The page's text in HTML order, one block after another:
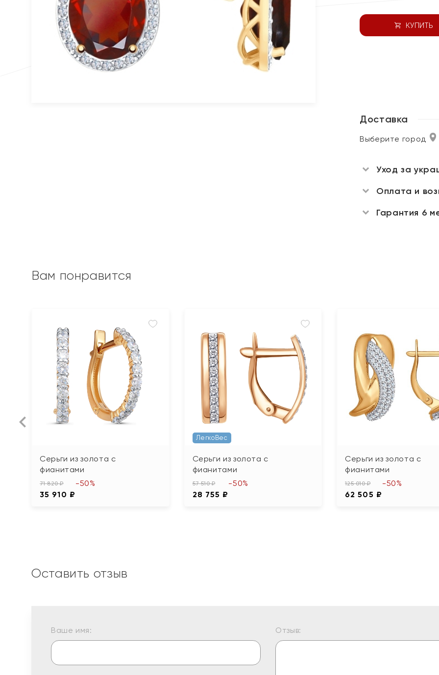
КУПИТЬ
Доставка
Выберите город
Уход за
Оплата и
Гарантия 6
Вам понравится
Серьги из золота с
фианитами
71 820 ₽
35 910 ₽
-50%
ЛегкоВес
Серьги из золота с
фианитами
57 510 ₽
28 755 ₽
-50%
Серьги из золота с
фианитами
125 010 ₽
62 505 ₽
-50%
Оставить отзыв
Ваше имя: Отзыв: